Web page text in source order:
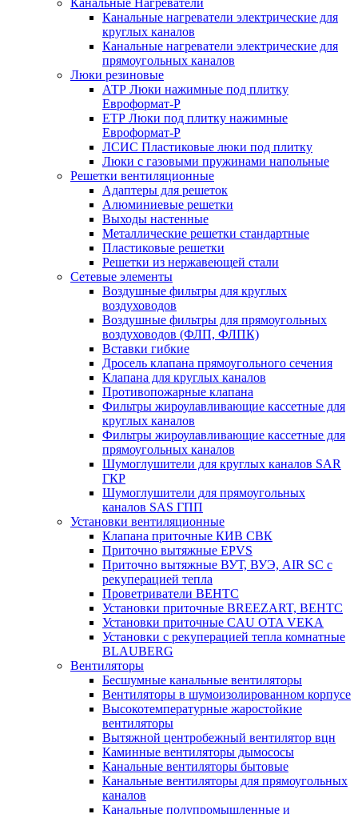
Канальные Нагреватели
Канальные нагреватели электрические для
круглых каналов
Канальные нагреватели электрические для
прямоугольных каналов
Люки резиновые
АТР Люки нажимные под плитку
Евроформат-Р
ЕТР Люки под плитку нажимные
Евроформат-Р
ЛСИС Пластиковые люки под плитку
Люки с газовыми пружинами напольные
Решетки вентиляционные
Адаптеры для решеток
Алюминиевые решетки
Выходы настенные
Металлические решетки стандартные
Пластиковые решетки
Решетки из нержавеющей стали
Сетевые элементы
Воздушные фильтры для круглых
воздуховодов
Воздушные фильтры для прямоугольных
воздуховодов (ФЛП, ФЛПК)
Вставки гибкие
Дросель клапана прямоугольного сечения
Клапана для круглых каналов
Противопожарные клапана
Фильтры жироулавливающие кассетные для
круглых каналов
Фильтры жироулавливающие кассетные для
прямоугольных каналов
Шумоглушители для круглых каналов SAR
ГКР
Шумоглушители для прямоугольных
каналов SAS ГПП
Установки вентиляционные
Клапана приточные КИВ СВК
Приточно вытяжные EPVS
Приточно вытяжные ВУТ, ВУЭ, AIR SC с
рекуперацией тепла
Проветриватели ВЕНТС
Установки приточные BREEZART, ВЕНТС
Установки приточные CAU OTA VEKA
Установки с рекуперацией тепла комнатные
BLAUBERG
Вентиляторы
Бесшумные канальные вентиляторы
Вентиляторы в шумоизолированном корпусе
Высокотемпературные жаростойкие
вентиляторы
Вытяжной центробежный вентилятор вцн
Каминные вентиляторы дымососы
Канальные вентиляторы бытовые
Канальные вентиляторы для прямоугольных
каналов
Канальные полупромышленные и